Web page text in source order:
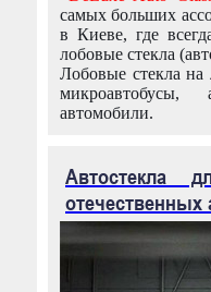
самых больших
в Киеве, где
лобовые стекла
Лобовые стекла на
микроавтобусы,
автомобили.
Автостекла
отечественных